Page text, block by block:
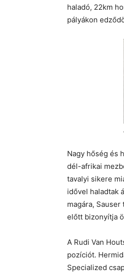
haladó, 22km
pályákon
Nagy hőség és
dél-afrikai
tavalyi sikere
idővel haladtak
magára,
előtt bizonyítja
A Rudi Van
pozíciót.
Specialized